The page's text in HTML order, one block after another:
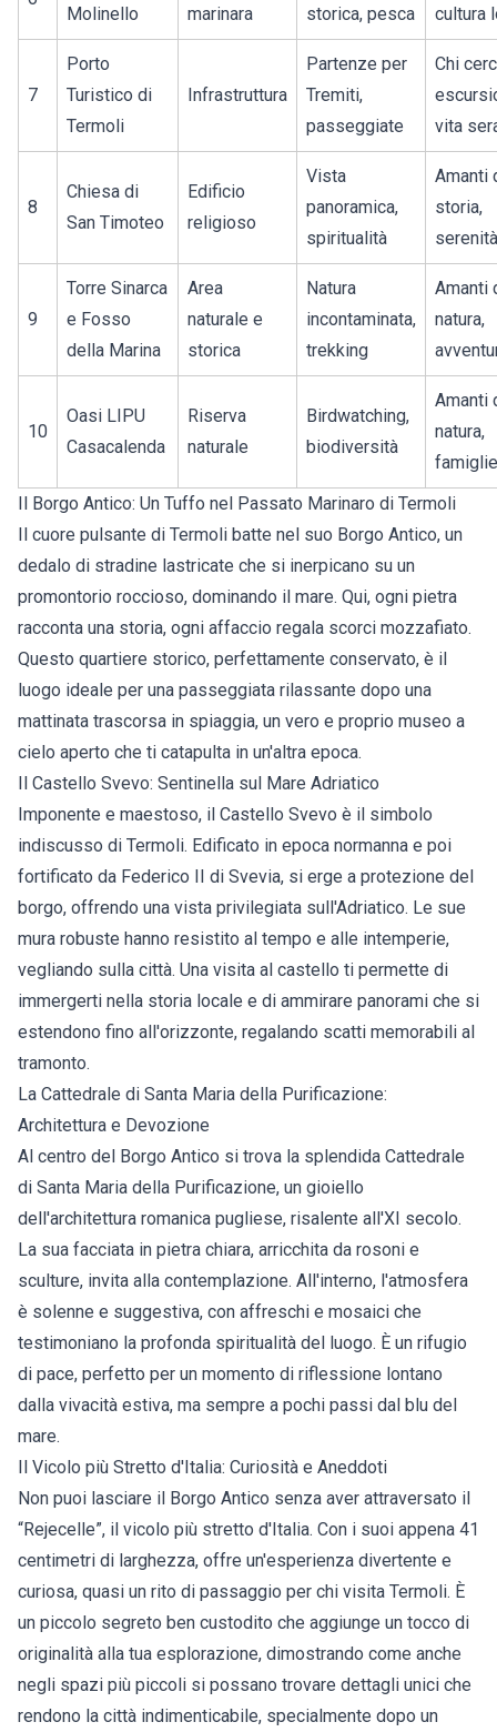
Molinello marinara storica, pesca cultura
7
Porto
Turistico di
Termoli
Infrastruttura
Partenze per
Tremiti,
passeggiate
Chi
vita
8
Chiesa di
San Timoteo
Edificio
religioso
Vista
panoramica,
spiritualità
Amanti
storia,
serenità
9
Torre Sinarca
e Fosso
della Marina
Area
naturale e
storica
Natura
incontaminata,
trekking
Amanti
natura,
10
Oasi LIPU
Casacalenda
Riserva
naturale
Birdwatching,
biodiversità
Amanti
natura,
famiglie
Il Borgo Antico: Un Tuffo nel Passato Marinaro di Termoli
Il cuore pulsante di Termoli batte nel suo Borgo Antico, un
dedalo di stradine lastricate che si inerpicano su un
promontorio roccioso, dominando il mare. Qui, ogni pietra
racconta una storia, ogni affaccio regala scorci mozzafiato.
Questo quartiere storico, perfettamente conservato, è il
luogo ideale per una passeggiata rilassante dopo una
mattinata trascorsa in spiaggia, un vero e proprio museo a
cielo aperto che ti catapulta in un'altra epoca.
Il Castello Svevo: Sentinella sul Mare Adriatico
Imponente e maestoso, il Castello Svevo è il simbolo
indiscusso di Termoli. Edificato in epoca normanna e poi
fortificato da Federico II di Svevia, si erge a protezione del
borgo, offrendo una vista privilegiata sull'Adriatico. Le sue
mura robuste hanno resistito al tempo e alle intemperie,
vegliando sulla città. Una visita al castello ti permette di
immergerti nella storia locale e di ammirare panorami che si
estendono fino all'orizzonte, regalando scatti memorabili al
tramonto.
La Cattedrale di Santa Maria della Purificazione:
Architettura e Devozione
Al centro del Borgo Antico si trova la splendida Cattedrale
di Santa Maria della Purificazione, un gioiello
dell'architettura romanica pugliese, risalente all'XI secolo.
La sua facciata in pietra chiara, arricchita da rosoni e
sculture, invita alla contemplazione. All'interno, l'atmosfera
è solenne e suggestiva, con affreschi e mosaici che
testimoniano la profonda spiritualità del luogo. È un rifugio
di pace, perfetto per un momento di riflessione lontano
dalla vivacità estiva, ma sempre a pochi passi dal blu del
mare.
Il Vicolo più Stretto d'Italia: Curiosità e Aneddoti
Non puoi lasciare il Borgo Antico senza aver attraversato il
“Rejecelle”, il vicolo più stretto d'Italia. Con i suoi appena 41
centimetri di larghezza, offre un'esperienza divertente e
curiosa, quasi un rito di passaggio per chi visita Termoli. È
un piccolo segreto ben custodito che aggiunge un tocco di
originalità alla tua esplorazione, dimostrando come anche
negli spazi più piccoli si possano trovare dettagli unici che
rendono la città indimenticabile, specialmente dopo un